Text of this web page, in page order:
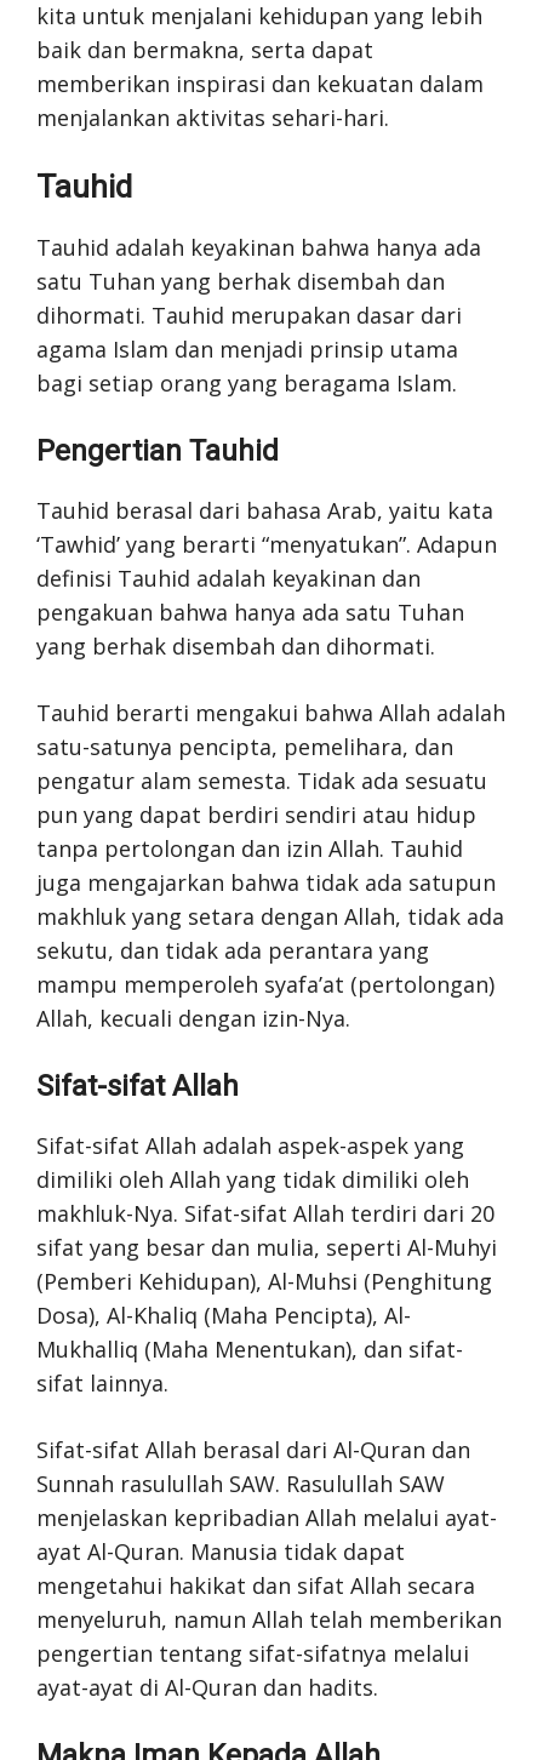
kita untuk menjalani kehidupan yang lebih
baik dan bermakna, serta dapat
memberikan inspirasi dan kekuatan dalam
menjalankan aktivitas sehari-hari.
Tauhid
Tauhid adalah keyakinan bahwa hanya ada
satu Tuhan yang berhak disembah dan
dihormati. Tauhid merupakan dasar dari
agama Islam dan menjadi prinsip utama
bagi setiap orang yang beragama Islam.
Pengertian Tauhid
Tauhid berasal dari bahasa Arab, yaitu kata
‘Tawhid’ yang berarti “menyatukan”. Adapun
definisi Tauhid adalah keyakinan dan
pengakuan bahwa hanya ada satu Tuhan
yang berhak disembah dan dihormati.
Tauhid berarti mengakui bahwa Allah adalah
satu-satunya pencipta, pemelihara, dan
pengatur alam semesta. Tidak ada sesuatu
pun yang dapat berdiri sendiri atau hidup
tanpa pertolongan dan izin Allah. Tauhid
juga mengajarkan bahwa tidak ada satupun
makhluk yang setara dengan Allah, tidak ada
sekutu, dan tidak ada perantara yang
mampu memperoleh syafa’at (pertolongan)
Allah, kecuali dengan izin-Nya.
Sifat-sifat Allah
Sifat-sifat Allah adalah aspek-aspek yang
dimiliki oleh Allah yang tidak dimiliki oleh
makhluk-Nya. Sifat-sifat Allah terdiri dari 20
sifat yang besar dan mulia, seperti Al-Muhyi
(Pemberi Kehidupan), Al-Muhsi (Penghitung
Dosa), Al-Khaliq (Maha Pencipta), Al-
Mukhalliq (Maha Menentukan), dan sifat-
sifat lainnya.
Sifat-sifat Allah berasal dari Al-Quran dan
Sunnah rasulullah SAW. Rasulullah SAW
menjelaskan kepribadian Allah melalui ayat-
ayat Al-Quran. Manusia tidak dapat
mengetahui hakikat dan sifat Allah secara
menyeluruh, namun Allah telah memberikan
pengertian tentang sifat-sifatnya melalui
ayat-ayat di Al-Quran dan hadits.